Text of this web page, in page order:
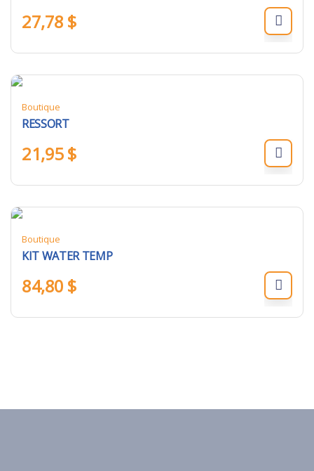
27,78 $
Boutique
RESSORT
21,95$
Boutique
KIT WATER TEMP
84,80 $